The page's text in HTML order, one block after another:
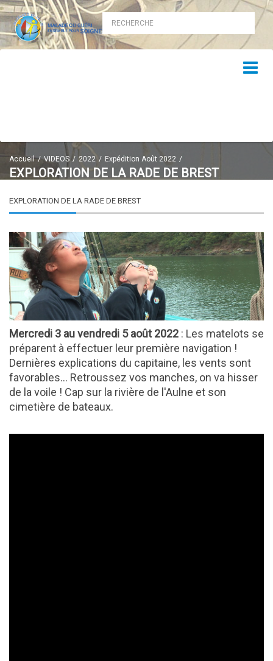
Accueil VIDEOS 2022 Expédition Août 2022
EXPLORATION DE LA RADE DE BREST
EXPLORATION DE LA RADE DE BREST
Mercredi 3 au vendredi 5 août 2022 : Les matelots se
préparent à effectuer leur première navigation !
Dernières explications du capitaine, les vents sont
favorables... Retroussez vos manches, on va hisser
de la voile ! Cap sur la rivière de l'Aulne et son
cimetière de bateaux.